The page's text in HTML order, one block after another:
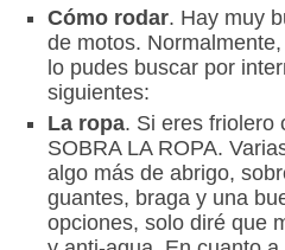
Cómo rodar. Hay muy
de motos.
lo pudes buscar por
siguientes:
La ropa. Si eres friolero
SOBRA LA ROPA.
algo más de abrigo,
guantes, braga y una
opciones, solo diré que